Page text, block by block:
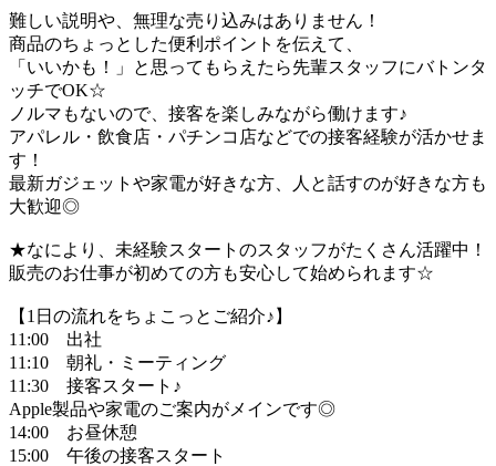
難しい説明や、無理な売り込みはありません！
商品のちょっとした便利ポイントを伝えて、
「いいかも！」と思ってもらえたら先輩スタッフにバトンタ
ッチでOK☆
ノルマもないので、接客を楽しみながら働けます♪
アパレル・飲食店・パチンコ店などでの接客経験が活かせま
す！
最新ガジェットや家電が好きな方、人と話すのが好きな方も
大歓迎◎
★なにより、未経験スタートのスタッフがたくさん活躍中！
販売のお仕事が初めての方も安心して始められます☆
【1日の流れをちょこっとご紹介♪】
11:00 出社
11:10 朝礼・ミーティング
11:30 接客スタート♪
Apple製品や家電のご案内がメインです◎
14:00 お昼休憩
15:00 午後の接客スタート